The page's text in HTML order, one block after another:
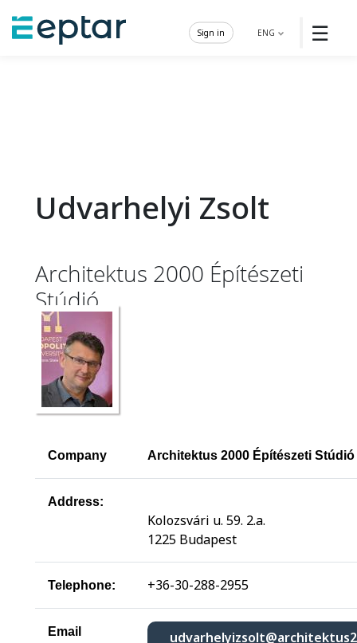
☰
ENG
Sign in
Udvarhelyi Zsolt
Architektus 2000 Építészeti
Stúdió
Company Architektus 2000 Építészeti Stúdió
Address:
Kolozsvári u. 59. 2.a.
1225 Budapest
Telephone: +36-30-288-2955
Email